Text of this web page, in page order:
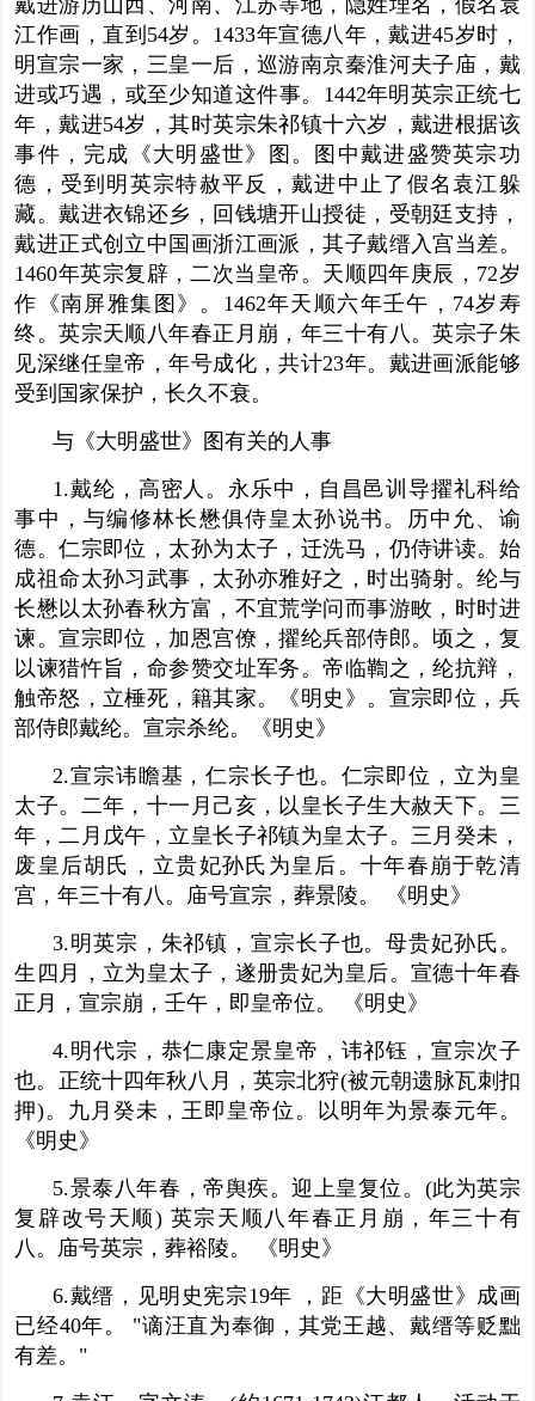
江作画，直到54岁。1433年宣德八年，戴进45岁时，
明宣宗一家，三皇一后，巡游南京秦淮河夫子庙，戴
进或巧遇，或至少知道这件事。1442年明英宗正统七
年 ，戴进54岁，其时英宗朱祁镇十六岁，戴进根据该
事件，完成《大明盛世》图。图中戴进盛赞英宗功
德，受到明英宗特赦平反，戴进中止了假名袁江躲
藏。戴进衣锦还乡，回钱塘开山授徒，受朝廷支持，
戴进正式创立中国画浙江画派，其子戴缙入宫当差。
1460年英宗复辟，二次当皇帝。天顺四年庚辰，72岁
作《南屏雅集图 》。1462年天顺六年壬午，74岁寿
终。英宗天顺八年春正月崩，年三十有八。英宗子朱
见深继任皇帝，年号成化，共计23年。戴进画派能够
受到国家保护，长久不衰。
与《大明盛世》图有关的人事
1.戴纶，高密人。永乐中，自昌邑训导擢礼科给
事中 ，与编修林长懋俱侍皇太孙说书。历中允、谕
德。仁宗即位，太孙为太子，迁洗马，仍侍讲读。始
成祖命太孙习武事，太孙亦雅好之，时出骑射。纶与
长懋以太孙春秋方富，不宜荒学问而事游畋，时时进
谏。宣宗即位，加恩宫僚，擢纶兵部侍郎。顷之，复
以谏猎忤旨，命参赞交址军务。帝临鞫之，纶抗辩，
触帝怒，立棰死，籍其家。《明史》。宣宗即位，兵
部侍郎戴纶。宣宗杀纶。《明史》
2.宣宗讳瞻基，仁宗长子也。仁宗即位，立为皇
太子。二年，十一月己亥，以 皇长子生大赦天下。三
年，二月戊午，立皇长子祁镇为皇太子。三月癸未，
废皇后胡氏，立贵妃孙氏为皇后。十年春崩于乾清
宫 ，年三十有八。庙号宣宗，葬景陵。 《明史》
3.明英宗，朱祁镇，宣宗长子也。母贵妃孙氏。
生四月，立为皇太子，遂册贵妃为皇后。宣德十年春
正月，宣宗崩，壬午，即皇帝位。 《明史》
4.明代宗，恭仁康定景皇帝，讳祁钰，宣宗次子
也。正统十四年秋八月 ，英宗北狩(被元朝遗脉瓦刺扣
押)。九月癸未，王即皇帝位。以明年为景泰元年。
《明史》
5.景泰八年春，帝舆疾。迎上皇复位。(此为英宗
复辟改号天顺) 英宗天顺八年春正月崩，年三十有
八。庙号英宗，葬裕陵。 《明史》
6.戴缙，见明史宪宗19年 ，距《大明盛世》成画
已经40年。 "谪汪直为奉御，其党王越、戴缙等贬黜
有差。"